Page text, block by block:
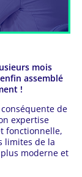
mois
assemblé
!
de
expertise
fonctionnelle,
limites de la
moderne et